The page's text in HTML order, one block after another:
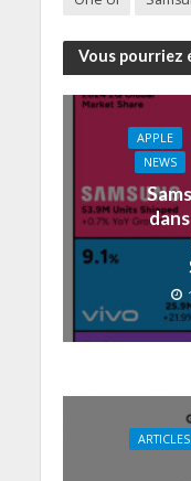
Vous pourriez
APPLE
NEWS
ARTICLES